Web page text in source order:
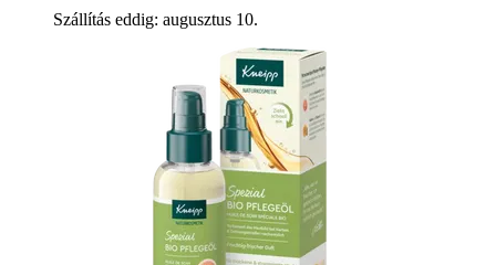
Szállítás eddig: augusztus 10.